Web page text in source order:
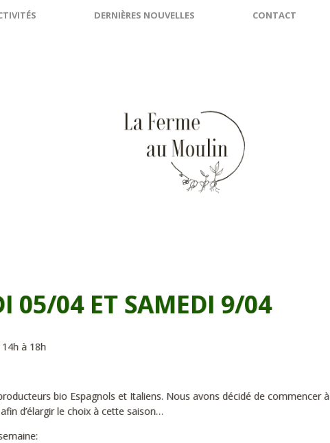
DERNIÈRES NOUVELLES CONTACT
05/04 ET SAMEDI 9/04
à 18h
bio Espagnols et Italiens. Nous avons décidé de commencer à
d’élargir le choix à cette saison…